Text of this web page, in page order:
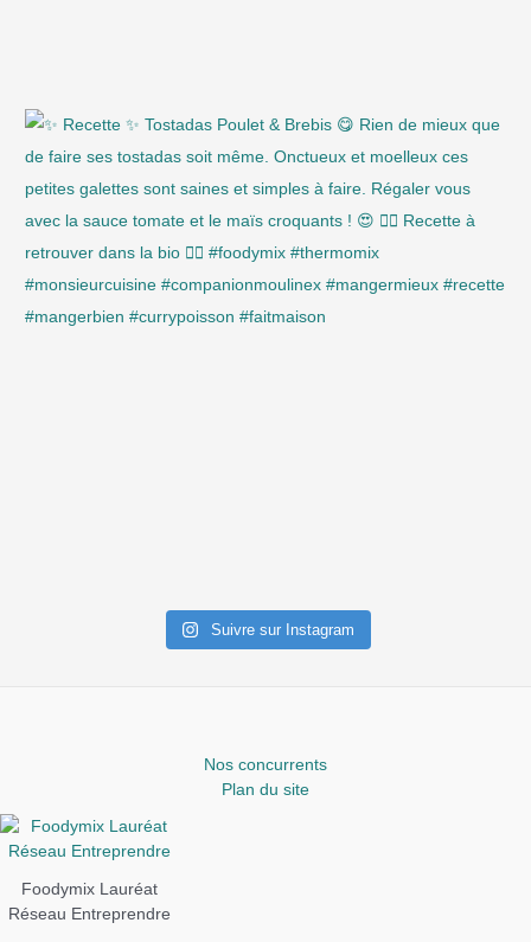
Suivre sur Instagram
Nos concurrents
Plan du site
Foodymix Lauréat
Réseau Entreprendre